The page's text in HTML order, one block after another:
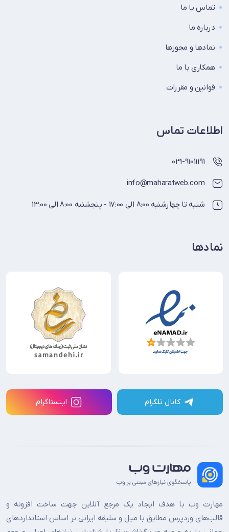
تماس با ما
درباره ما
نماد‌ها و مجوزها
همکاری با ما
قوانین و مقررات
اطلاعات تماس
031-91011191
info@maharatweb.com
شنبه تا چهارشنبه 8:00 الی 17:00 - پنجشنبه 8:00 الی 13:00
نمادها
کانال تلگرام اینستاگرام
مهارت وب با هدف ایجاد یک مرجع آنلاین جهت ساخت افزونه و
قالب‌های وردپرس مطابق با میل و سلیقه ایرانی بر اساس استانداردهای